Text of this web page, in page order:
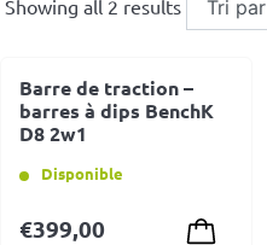
Showing all 2 results
Barre de traction –
barres à dips BenchK
D8 2w1
Disponible
€399,00